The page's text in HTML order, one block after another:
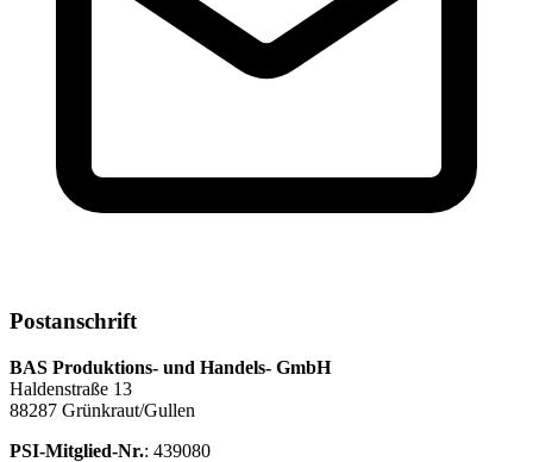
Postanschrift
BAS Produktions- und Handels- GmbH
Haldenstraße 13
88287 Grünkraut/Gullen
PSI-Mitglied-Nr.: 439080